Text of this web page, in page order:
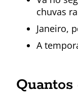
chuvas
Janeiro,
A